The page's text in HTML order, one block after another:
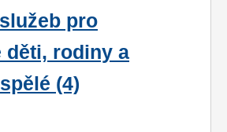
pro
děti, rodiny a
(4)